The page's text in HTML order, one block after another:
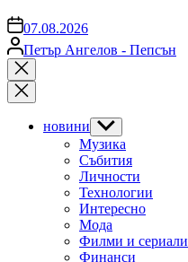
on07.08.2026
Posted
by
Петър Ангелов - Пепсън
Close
search
новини Show
sub
menu
Музика
Събития
Личности
Технологии
Интересно
Мода
Филми и сериали
Финанси